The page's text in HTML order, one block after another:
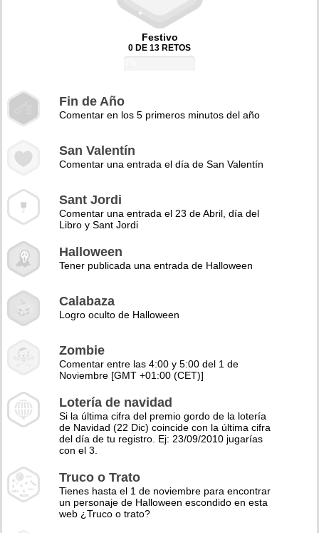
Festivo
0 DE 13 RETOS
Fin de Año
Comentar en los 5 primeros minutos del año
San Valentín
Comentar una entrada el día de San Valentín
Sant Jordi
Comentar una entrada el 23 de Abril, día del
Libro y Sant Jordi
Halloween
Tener publicada una entrada de Halloween
Calabaza
Logro oculto de Halloween
Zombie
Comentar entre las 4:00 y 5:00 del 1 de
Noviembre [GMT +01:00 (CET)]
Lotería de navidad
Si la última cifra del premio gordo de la lotería
de Navidad (22 Dic) coincide con la última cifra
del día de tu registro. Ej: 23/09/2010 jugarías
con el 3.
Truco o Trato
Tienes hasta el 1 de noviembre para encontrar
un personaje de Halloween escondido en esta
web ¿Truco o trato?